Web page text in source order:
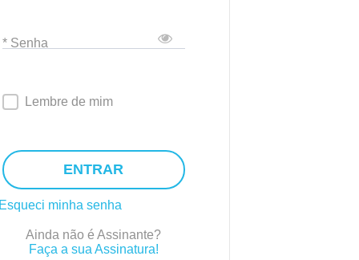
* Senha
Lembre de mim
ENTRAR
minha senha
Ainda não é Assinante?
Faça a sua Assinatura!